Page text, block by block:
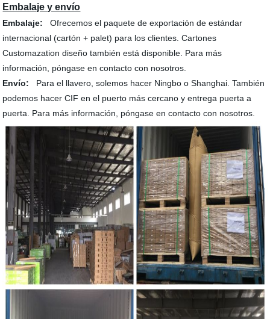
Embalaje y envío
Embalaje:
Ofrecemos el paquete de exportación de estándar
internacional (cartón + palet) para los clientes. Cartones
Customazation diseño también está disponible. Para más
información, póngase en contacto con nosotros.
Envío: Para el llavero, solemos hacer Ningbo o Shanghai. También
podemos hacer CIF en el puerto más cercano y entrega puerta a
puerta. Para más información, póngase en contacto con nosotros.